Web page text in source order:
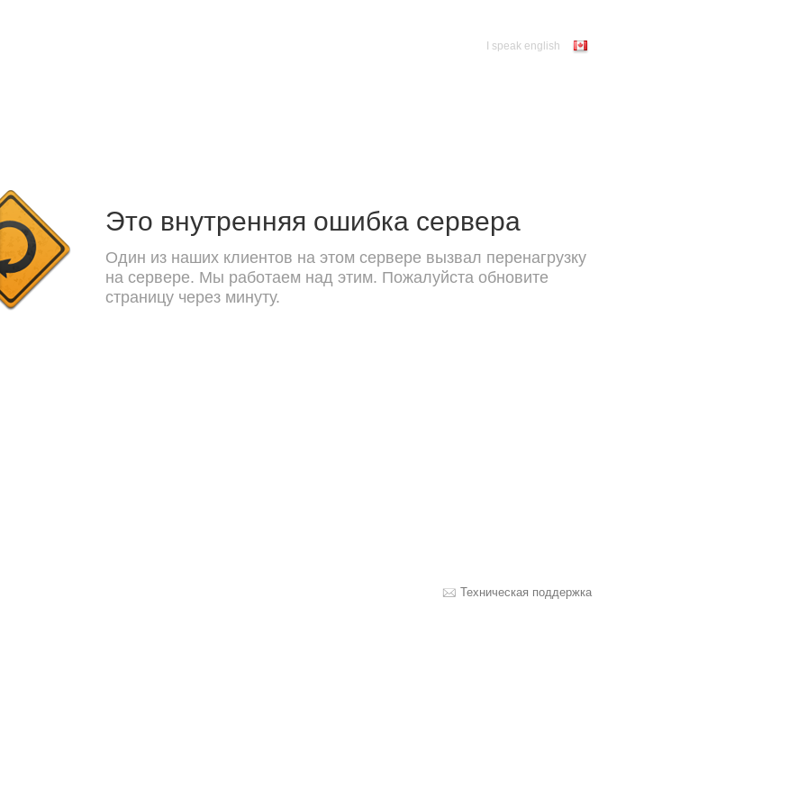
I speak english
Это внутренняя ошибка сервера
Один из наших клиентов на этом сервере вызвал перенагрузку
на сервере. Мы работаем над этим. Пожалуйста обновите
страницу через минуту.
Техническая поддержка